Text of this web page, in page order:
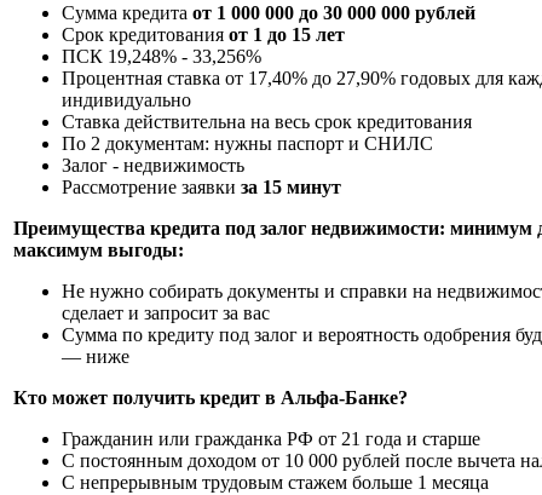
Сумма кредита от 1 000 000 до 30 000 000 рублей
Срок кредитования от 1 до 15 лет
ПСК 19,248% - 33,256%
Процентная ставка от 17,40% до 27,90% годовых для
индивидуально
Ставка действительна на весь срок кредитования
По 2 документам: нужны паспорт и СНИЛС
Залог - недвижимость
Рассмотрение заявки за 15 минут
Преимущества кредита под залог недвижимости: минимум
максимум выгоды:
Не нужно собирать документы и справки на
сделает и запросит за вас
Сумма по кредиту под залог и вероятность одобрения
— ниже
Кто может получить кредит в Альфа-Банке?
Гражданин или гражданка РФ от 21 года и старше
С постоянным доходом от 10 000 рублей после вычета
С непрерывным трудовым стажем больше 1 месяца